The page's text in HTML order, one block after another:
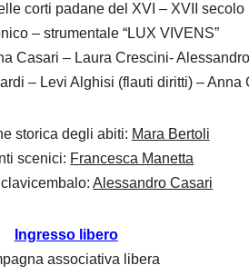
corti padane del XVI – XVII secolo
– strumentale “LUX VIVENS”
Casari – Laura Crescini-
– Levi Alghisi (flauti diritti) –
storica degli abiti: Mara Bertoli
scenici: Francesca Manetta
Alessandro Casari
Ingresso libero
associativa libera